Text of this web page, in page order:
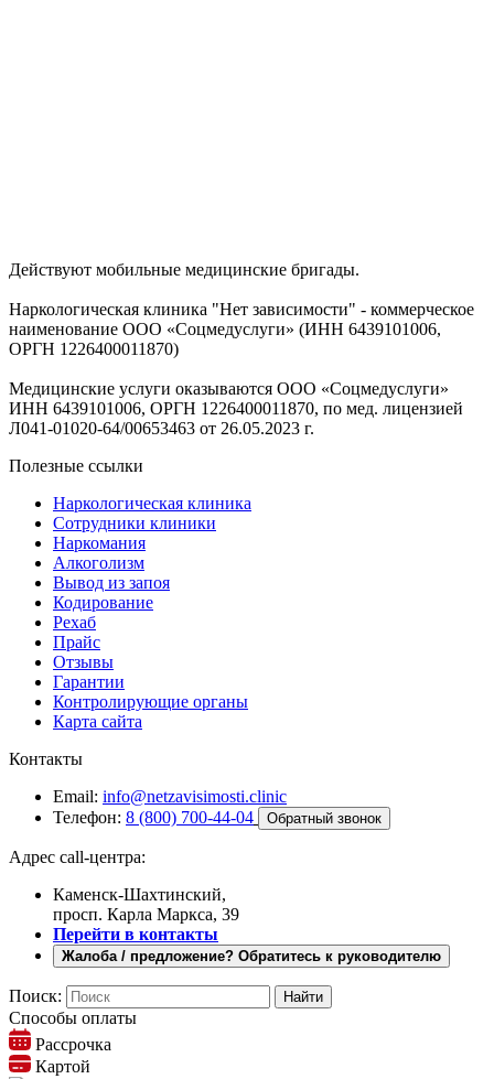
Действуют мобильные медицинские бригады.
Наркологическая клиника "Нет зависимости" - коммерческое
наименование ООО «Соцмедуслуги» (ИНН 6439101006,
ОРГН 1226400011870)
Медицинские услуги оказываются ООО «Соцмедуслуги»
ИНН 6439101006, ОРГН 1226400011870, по мед. лицензией
Л041-01020-64/00653463 от 26.05.2023 г.
Полезные ссылки
Наркологическая клиника
Сотрудники клиники
Наркомания
Алкоголизм
Вывод из запоя
Кодирование
Рехаб
Прайс
Отзывы
Гарантии
Контролирующие органы
Карта сайта
Контакты
Email: info@netzavisimosti.clinic
Телефон: 8 (800) 700-44-04 Обратный звонок
Адрес call-центра:
Каменск-Шахтинский,
просп. Карла Маркса, 39
Перейти в контакты
Жалоба / предложение? Обратитесь к руководителю
Поиск:
Способы оплаты
Рассрочка
Картой